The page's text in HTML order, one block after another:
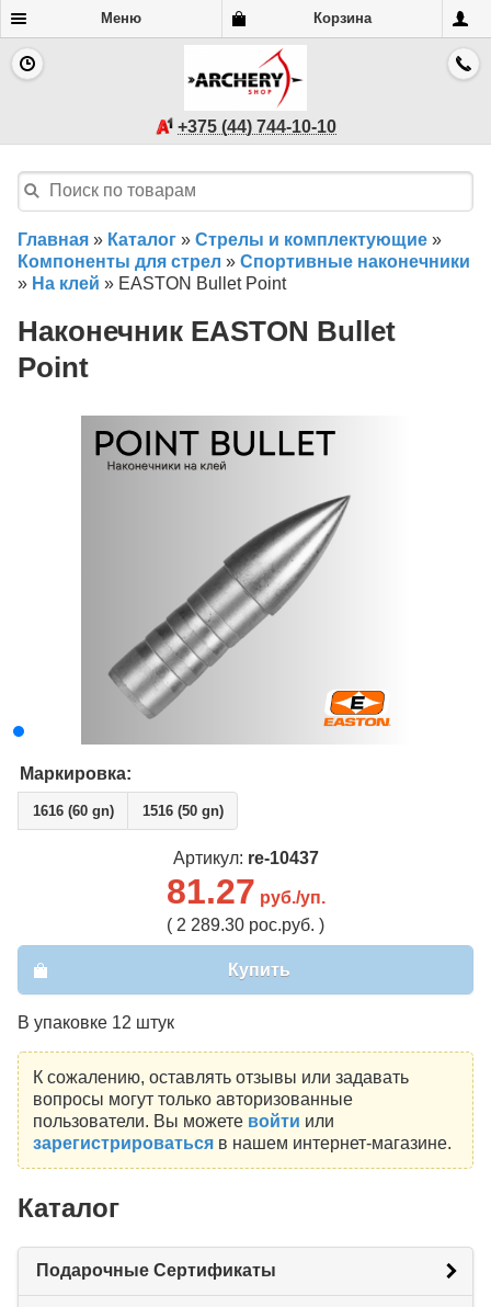
Меню Корзина
+375 (44) 744-10-10
Главная » Каталог » Стрелы и комплектующие »
Компоненты для стрел » Спортивные наконечники
» На клей » EASTON Bullet Point
Наконечник EASTON Bullet
Point
Маркировка:
1616 (60 gn) 1516 (50 gn)
Артикул: re-10437
81.27 руб./уп.
( 2 289.30 рос.руб. )
Купить
В упаковке 12 штук
К сожалению, оставлять отзывы или задавать
вопросы могут только авторизованные
пользователи. Вы можете войти или
зарегистрироватьсяв нашем интернет-магазине.
Каталог
Подарочные Сертификаты